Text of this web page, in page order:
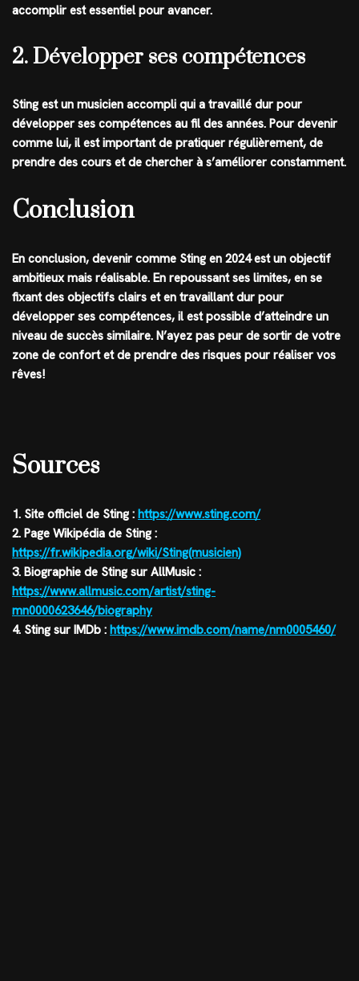
accomplir est essentiel pour avancer.
2. Développer ses compétences
Sting est un musicien accompli qui a travaillé dur pour
développer ses compétences au fil des années. Pour devenir
comme lui, il est important de pratiquer régulièrement, de
prendre des cours et de chercher à s’améliorer constamment.
Conclusion
En conclusion, devenir comme Sting en 2024 est un objectif
ambitieux mais réalisable. En repoussant ses limites, en se
fixant des objectifs clairs et en travaillant dur pour
développer ses compétences, il est possible d’atteindre un
niveau de succès similaire. N’ayez pas peur de sortir de votre
zone de confort et de prendre des risques pour réaliser vos
rêves!
Sources
1. Site officiel de Sting : https://www.sting.com/
2. Page Wikipédia de Sting :
https://fr.wikipedia.org/wiki/Sting(musicien)
3. Biographie de Sting sur AllMusic :
https://www.allmusic.com/artist/sting-
mn0000623646/biography
4. Sting sur IMDb : https://www.imdb.com/name/nm0005460/